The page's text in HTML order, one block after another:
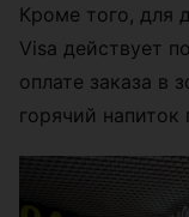
Кроме того, для
Visa действует
оплате заказа в
горячий напиток